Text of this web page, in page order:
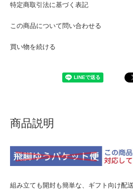
特定商取引法に基づく表記
この商品について問い合わせる
買い物を続ける
商品説明
組み立ても開封も簡単な、ギフト向け配